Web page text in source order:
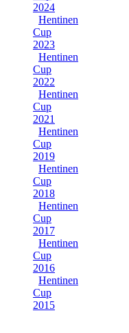
2024
Hentinen
Cup
2023
Hentinen
Cup
2022
Hentinen
Cup
2021
Hentinen
Cup
2019
Hentinen
Cup
2018
Hentinen
Cup
2017
Hentinen
Cup
2016
Hentinen
Cup
2015